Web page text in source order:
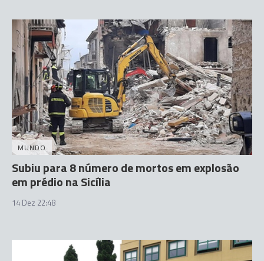
MUNDO
Subiu para 8 número de mortos em explosão
em prédio na Sicília
14 Dez 22:48